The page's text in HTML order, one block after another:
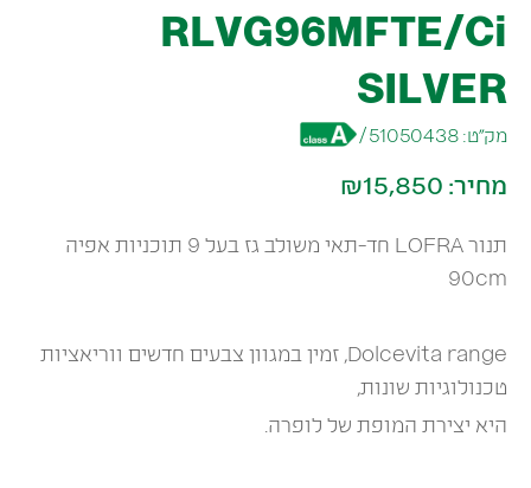
RLVG96MFTE/Ci
SILVER
מק״ט: 51050438
/
מחיר: ₪15,850
תנור LOFRA חד-תאי משולב גז בעל 9 תוכניות אפיה
90cm
Dolcevita range, זמין במגוון צבעים חדשים ווריאציות
טכנולוגיות שונות,
היא יצירת המופת של לופרה.